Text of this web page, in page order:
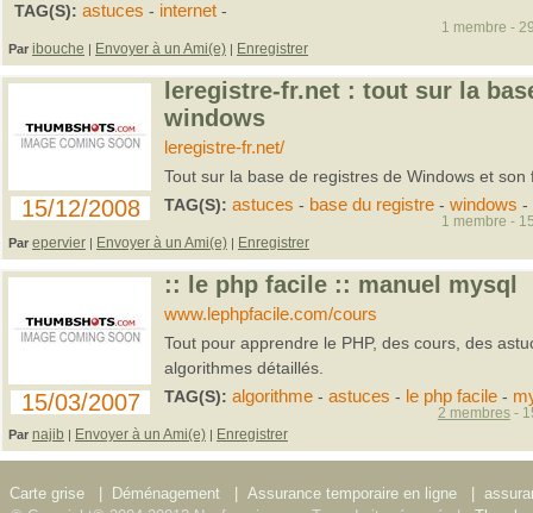
TAG(S): astuces - internet -
Par ibouche | Envoyer à un Ami(e) | Enregistrer
1 membre -
15/12/2008
leregistre-fr.net : tout sur la
windows
leregistre-fr.net/
Tout sur la base de registres de Windows et
TAG(S): astuces - base du registre- windows -
Par epervier | Envoyer à un Ami(e) | Enregistrer
1 membre -
15/03/2007
:: le php facile :: manuel mysql
www.lephpfacile.com/cours
Tout pour apprendre le PHP, des cours, des
algorithmes détaillés.
TAG(S): algorithme- astuces - le php facile-
Par najib | Envoyer à un Ami(e) | Enregistrer
2 membres-
Carte grise Déménagement Assurance temporaire en ligne